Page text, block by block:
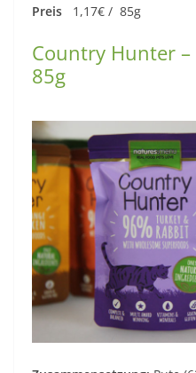
Preis 1,17€ / 85g
Country Hunter
85g